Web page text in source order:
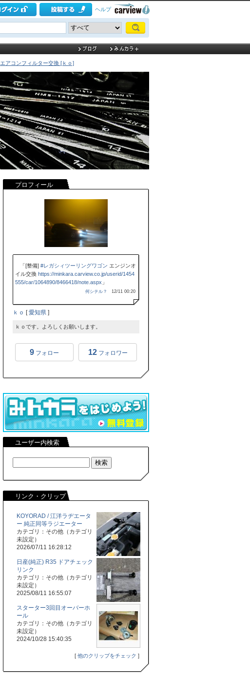
ヘルプ
エアコンフィルター交換 [ｋｏ]
プロフィール
「[整備] #レガシィツーリングワゴン エンジンオ
イル交換 https://minkara.carview.co.jp/userid/1454
555/car/1064890/8466418/note.aspx 」
何シテル？ 12/11 00:20
ｋｏ [愛知県 ]
ｋｏです。よろしくお願いします。
9 フォロー 12フォロワー
ユーザー内検索
リンク・クリップ
KOYORAD / 江洋ラヂエータ
ー 純正同等ラジエーター
カテゴリ：その他（カテゴリ
未設定）
2026/07/11 16:28:12
日産(純正) R35 ドアチェック
リンク
カテゴリ：その他（カテゴリ
未設定）
2025/08/11 16:55:07
スターター3回目オーバーホ
ール
カテゴリ：その他（カテゴリ
未設定）
2024/10/28 15:40:35
[ 他のクリップをチェック ]